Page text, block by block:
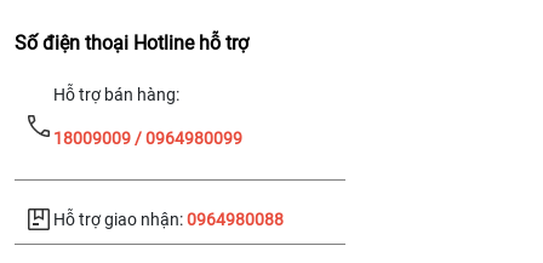
Số điện thoại Hotline hỗ trợ
Hỗ trợ bán hàng:
18009009 / 0964980099
Hỗ trợ giao nhận:0964980088